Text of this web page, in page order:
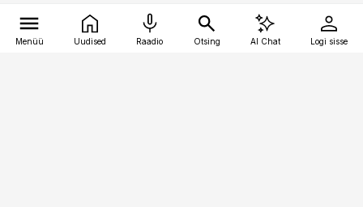
Menüü Uudised Raadio Otsing AI Chat Logi sisse